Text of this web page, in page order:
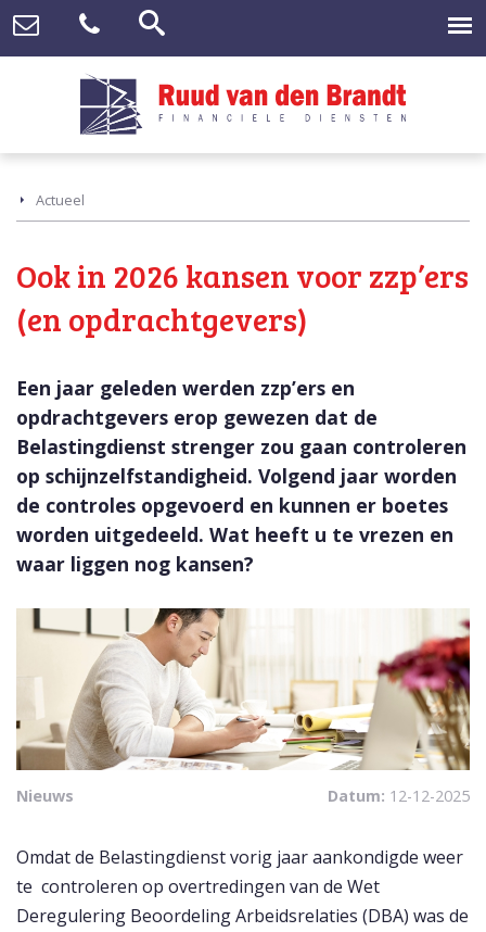
Actueel
Ook in 2026 kansen voor zzp’ers
(en opdrachtgevers)
Een jaar geleden werden zzp’ers en
opdrachtgevers erop gewezen dat de
Belastingdienst strenger zou gaan controleren
op schijnzelfstandigheid. Volgend jaar worden
de controles opgevoerd en kunnen er boetes
worden uitgedeeld. Wat heeft u te vrezen en
waar liggen nog kansen?
Nieuws Datum: 12-12-2025
Omdat de Belastingdienst vorig jaar aankondigde weer
te controleren op overtredingen van de Wet
Deregulering Beoordeling Arbeidsrelaties (DBA) was de